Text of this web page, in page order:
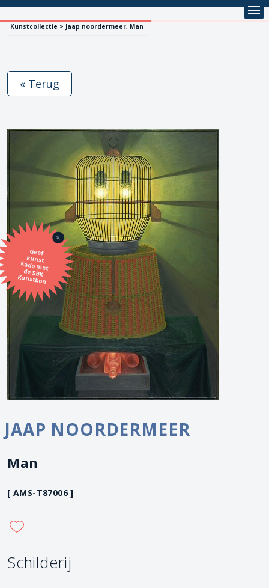
Kunstcollectie > Jaap noordermeer, Man
Geef
kunst
kado met
de SBK
Kunstbon
« Terug
JAAP NOORDERMEER
Man
[ AMS-T87006 ]
Schilderij